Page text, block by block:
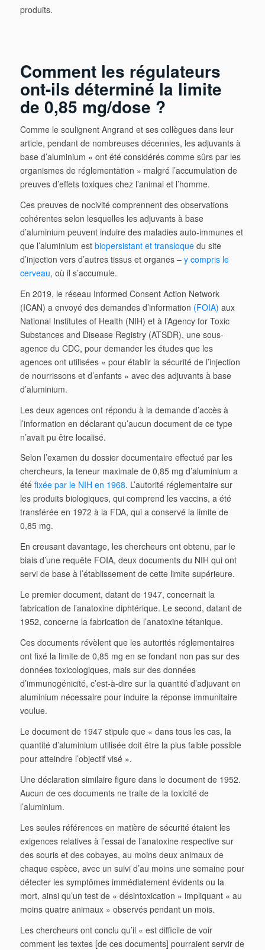
produits.
Comment les régulateurs
ont-ils déterminé la limite
de 0,85 mg/dose ?
Comme le soulignent Angrand et ses collègues dans leur
article, pendant de nombreuses décennies, les adjuvants à
base d’aluminium « ont été considérés comme sûrs par les
organismes de réglementation » malgré l’accumulation de
preuves d’effets toxiques chez l’animal et l’homme.
Ces preuves de nocivité comprennent des observations
cohérentes selon lesquelles les adjuvants à base
d’aluminium peuvent induire des maladies auto-immunes et
que l’aluminium est biopersistant et transloquedu site
d’injection vers d’autres tissus et organes – y compris le
cerveau, où il s’accumule.
En 2019, le réseau Informed Consent Action Network
(ICAN) a envoyé des demandes d’information (FOIA) aux
National Institutes of Health (NIH) et à l’Agency for Toxic
Substances and Disease Registry (ATSDR), une sous-
agence du CDC, pour demander les études que les
agences ont utilisées « pour établir la sécurité de l’injection
de nourrissons et d’enfants » avec des adjuvants à base
d’aluminium.
Les deux agences ont répondu à la demande d’accès à
l’information en déclarant qu’aucun document de ce type
n’avait pu être localisé.
Selon l’examen du dossier documentaire effectué par les
chercheurs, la teneur maximale de 0,85 mg d’aluminium a
été fixée par le NIH en 1968. L’autorité réglementaire sur
les produits biologiques, qui comprend les vaccins, a été
transférée en 1972 à la FDA, qui a conservé la limite de
0,85 mg.
En creusant davantage, les chercheurs ont obtenu, par le
biais d’une requête FOIA, deux documents du NIH qui ont
servi de base à l’établissement de cette limite supérieure.
Le premier document, datant de 1947, concernait la
fabrication de l’anatoxine diphtérique. Le second, datant de
1952, concerne la fabrication de l’anatoxine tétanique.
Ces documents révèlent que les autorités réglementaires
ont fixé la limite de 0,85 mg en se fondant non pas sur des
données toxicologiques, mais sur des données
d’immunogénicité, c’est-à-dire sur la quantité d’adjuvant en
aluminium nécessaire pour induire la réponse immunitaire
voulue.
Le document de 1947 stipule que « dans tous les cas, la
quantité d’aluminium utilisée doit être la plus faible possible
pour atteindre l’objectif visé ».
Une déclaration similaire figure dans le document de 1952.
Aucun de ces documents ne traite de la toxicité de
l’aluminium.
Les seules références en matière de sécurité étaient les
exigences relatives à l’essai de l’anatoxine respective sur
des souris et des cobayes, au moins deux animaux de
chaque espèce, avec un suivi d’au moins une semaine pour
détecter les symptômes immédiatement évidents ou la
mort, ainsi qu’un test de « désintoxication » impliquant « au
moins quatre animaux » observés pendant un mois.
Les chercheurs ont conclu qu’il « est difficile de voir
comment les textes [de ces documents] pourraient servir de